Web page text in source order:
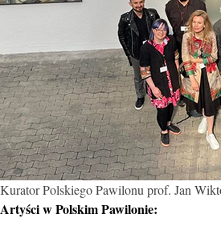
Kurator Polskiego Pawilonu prof. Jan
Artyści w Polskim Pawilonie: